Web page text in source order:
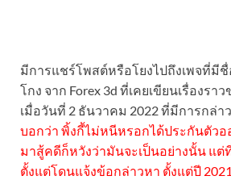
มีการแชร์โพสต์หรือโยงไปถึงเพจที่มี
โกง จาก Forex 3d ที่เคยเขียนเรื่องรา
เมื่อวันที่ 2 ธันวาคม 2022 ที่มีการกล่า
บอกว่า พิ้งกี้ไม่หนีหรอกได้ประกันตัวอ
มาสู้คดีก็หวังว่ามันจะเป็นอย่างนั้น แต่
ตั้งแต่โดนแจ้งข้อกล่าวหา ตั้งแต่ปี